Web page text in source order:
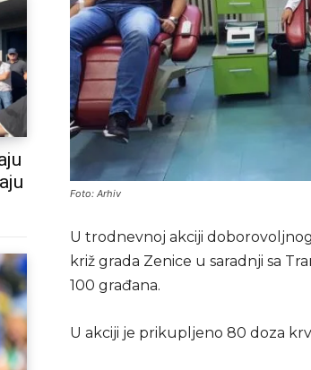
Foto: Arhiv
U trodnevnoj akciji
križ grada Zenice u saradnji sa
100 građana.
U akciji je prikupljeno 80 doza